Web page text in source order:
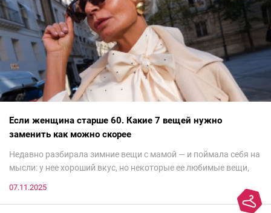
Если женщина старше 60. Какие 7 вещей нужно
заменить как можно скорее
Недавно разбирала зимние вещи с мамой — и поймала себя на
мысли: у нее хороший вкус, но некоторые ее любимые вещи,
моды. Вовсе нет.Проблема в том, что сама мода сделала шаг
07.11.2025